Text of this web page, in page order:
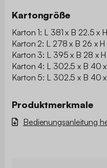
Kartongröße
Karton 1: L 381 x B 22.5 x
Karton 2: L 278 x B 26 x
Karton 3: L 395 x B 28 x
Karton 4: L 302.5 x B 40
Karton 5: L 302.5 x B 40
Produktmerkmale
Bedienungsanleitung